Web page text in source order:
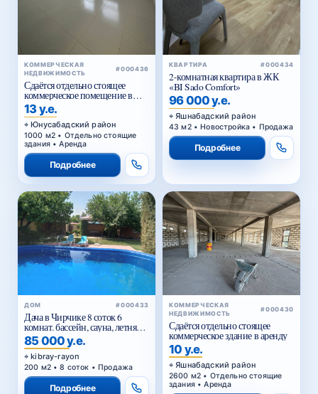
КОММЕРЧЕСКАЯ
НЕДВИЖИМОСТЬ
#000436
Сдаётся отдельно стоящее
коммерческое помещение в
аренду
13 у.е.
Юнусабадский район
1000 м2 • Отдельно стоящие
здания • Аренда
Подробнее
КВАРТИРА #000434
2-комнатная квартира в ЖК
«BI Sado Comfort»
96 000 у.е.
Яшнабадский район
43 м2 • Новостройка • Продажа
Подробнее
ДОМ #000433
Дача в Чирчике 8 соток 6
комнат. бассейн, сауна, летняя
кухня
85 000 у.е.
kibray-rayon
200 м2 • 8 соток • Продажа
Подробнее
КОММЕРЧЕСКАЯ
НЕДВИЖИМОСТЬ
#000430
Сдаётся отдельно стоящее
коммерческое здание в аренду
10 у.е.
Яшнабадский район
2600 м2 • Отдельно стоящие
здания • Аренда